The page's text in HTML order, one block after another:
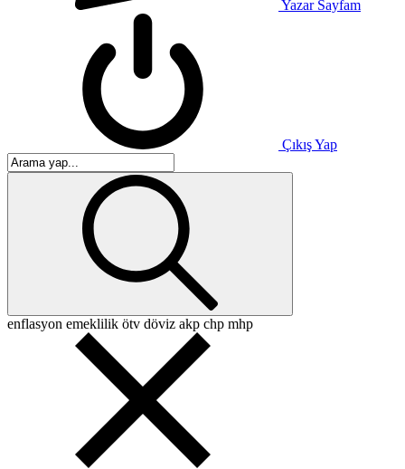
Yazar Sayfam
Çıkış Yap
enflasyon emeklilik ötv döviz akp chp mhp